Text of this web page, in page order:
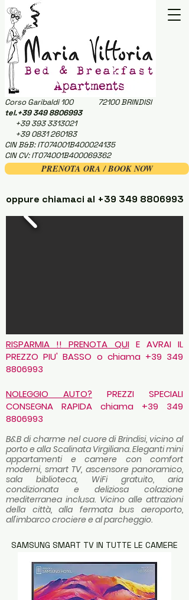
Corso Garibaldi 100 72100 BRINDISI
tel.+39349 8806993
+39 393 3313021
+39 0831 260183
CIN B&B: IT074001B400024135
CIN CV: IT074001B400069362
PRENOTA ORA / BOOK NOW
oppure chiamaci al +39 349 8806993
RISPARMIA !! PRENOTA QUIE AVRAI IL
PREZZO PIU' BASSO o chiama +39 349
8806993
NOLEGGIO AUTO? PREZZI SPECIALI
CONSEGNA RAPIDA chiama +39 349
8806993
B&B di charme nel cuore di Brindisi, vicino al
porto e alla Scalinata Virgiliana. Eleganti mini
appartamenti e camere con comfort
moderni, smart TV, ascensore panoramico,
sala biblioteca, WiFi gratuito, aria
condizionata e deliziosa colazione
mediterranea inclusa. Vicino alle attrazioni
della città, alla fermata bus aeroporto,
all'imbarco crociere e al parcheggio.
SAMSUNG SMART TV IN TUTTE LE CAMERE